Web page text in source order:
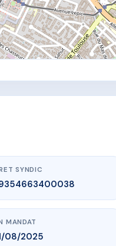
SYNDIC
MANDAT
08/2025